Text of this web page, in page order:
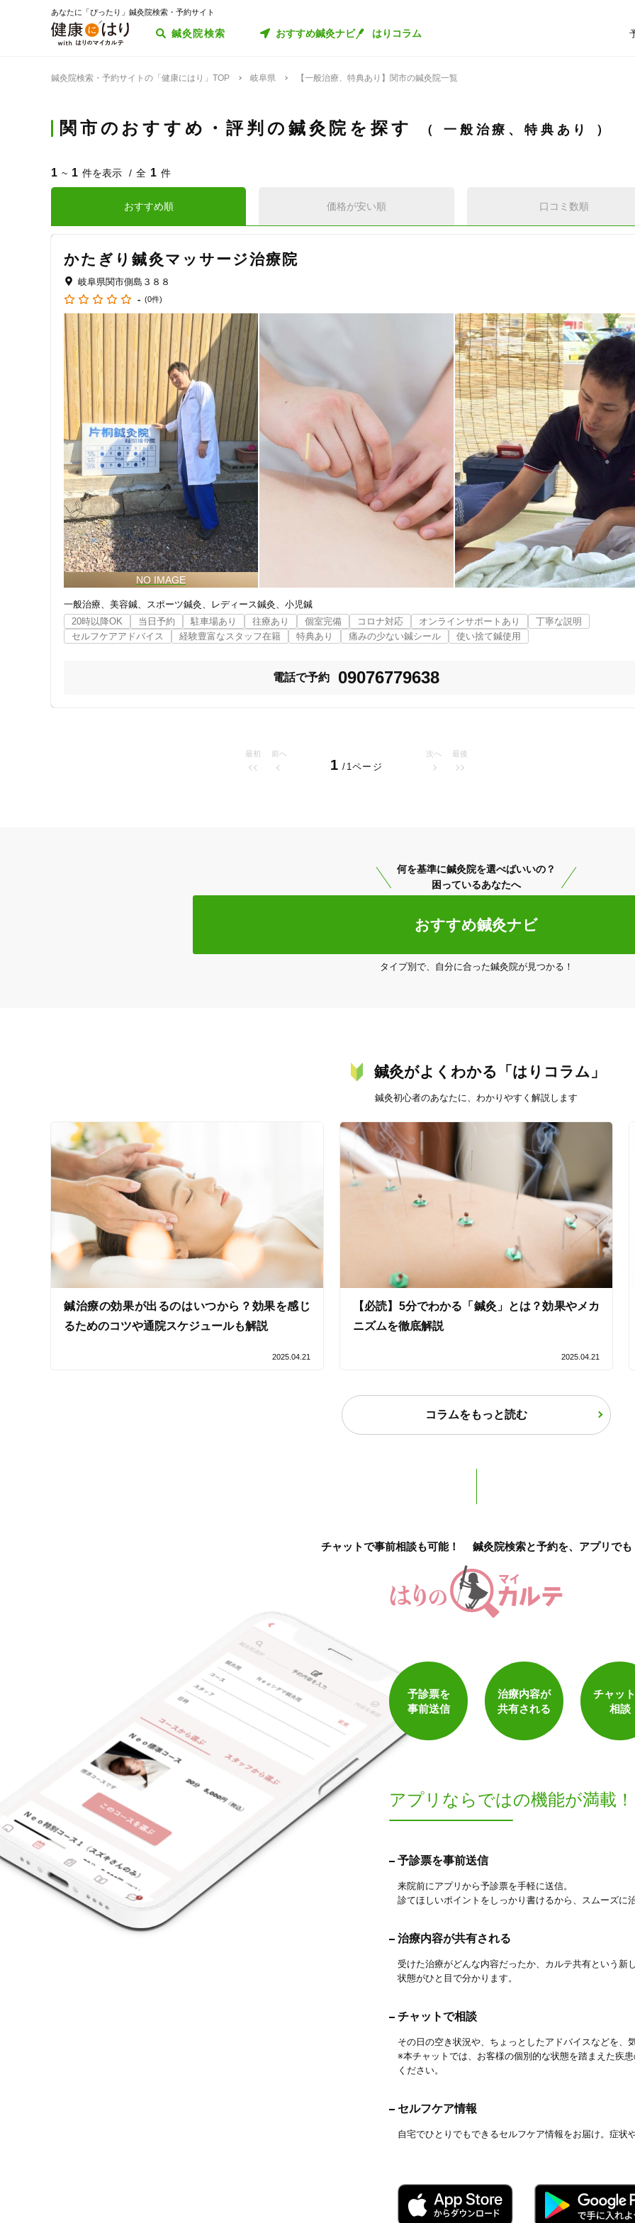
あなたに「ぴったり」鍼灸院検索・予約サイト
鍼灸院検索 おすすめ鍼灸ナビ はりコラム
鍼灸院検索・予約サイトの「健康にはり」TOP 岐阜県 【一般治療、特典あり】関市の鍼灸院一覧
関市のおすすめ・評判の鍼灸院を探す 一般治療、特典あり
スポーツ鍼灸
駅近 往療あり
設備の特徴
キッズスペースあり バリアフリー 個室完備
女性向けの特徴
女性スタッフ在籍
接客・サービスの特徴
コロナ対応 オンラインサポートあり
経験豊富なスタッフ在籍
トライアルコースあり
1 検索結果を見る
1 ~ 1 件を表示 全 1 件
おすすめ順 価格が安い順 口コミ数順
かたぎり鍼灸マッサージ治療院
岐阜県関市側島３８８
- (0件)
一般治療 美容鍼 スポーツ鍼灸 レディース鍼灸
小児鍼
20時以降OK
当日予約 駐車場あり 往療あり 個室完備 コロナ対応 オンラインサポートあり
丁寧な説明
セルフケアアドバイス
経験豊富なスタッフ在籍 特典あり 痛みの少ない鍼シール 使い捨て鍼使用
電話で予約 09076779638
最初 前へ
1 /1ページ
次へ 最後
「健康にはりを見た」
何を基準に鍼灸院を選べばいいの？
困っているあなたへ
おすすめ鍼灸ナビ
タイプ別で、自分に合った鍼灸院が見つかる！
鍼灸がよくわかる「はりコラム」
鍼灸初心者のあなたに、わかりやすく解説します
鍼治療の効果が出るのはいつから？効果を感じ
るためのコツや通院スケジュールも解説
2025.04.21
【必読】5分でわかる「鍼灸」とは？効果やメカ
ニズムを徹底解説
2025.04.21
コラムをもっと読む
チャットで事前相談も可能！ 鍼灸院検索と予約を、アプリでも
予診票を
事前送信
治療内容が
共有される
チャッ
相談
アプリならではの機能が満載！
予診票を事前送信
来院前にアプリから予診票を手軽に送信。
診てほしいポイントをしっかり書けるから、スムーズに
治療内容が共有される
受けた治療がどんな内容だったか、カルテ共有という
状態がひと目で分かります。
チャットで相談
その日の空き状況や、ちょっとしたアドバイスなどを、
※本チャットでは、お客様の個別的な状態を踏まえた疾
ください。
セルフケア情報
自宅でひとりでもできるセルフケア情報をお届け。症状